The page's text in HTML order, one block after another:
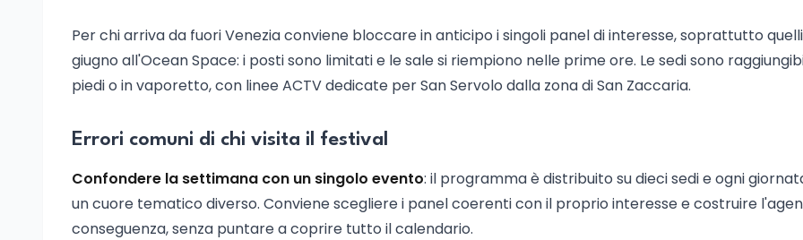
Per chi arriva da fuori Venezia conviene bloccare in anticipo i singoli panel di interesse, soprattutto
giugno all'Ocean Space: i posti sono limitati e le sale si riempiono nelle prime ore. Le sedi sono
piedi o in vaporetto, con linee ACTV dedicate per San Servolo dalla zona di San Zaccaria.
Errori comuni di chi visita il festival
Confondere la settimana con un singolo evento: il programma è distribuito su dieci sedi e ogni
un cuore tematico diverso. Conviene scegliere i panel coerenti con il proprio interesse e costruire
conseguenza, senza puntare a coprire tutto il calendario.